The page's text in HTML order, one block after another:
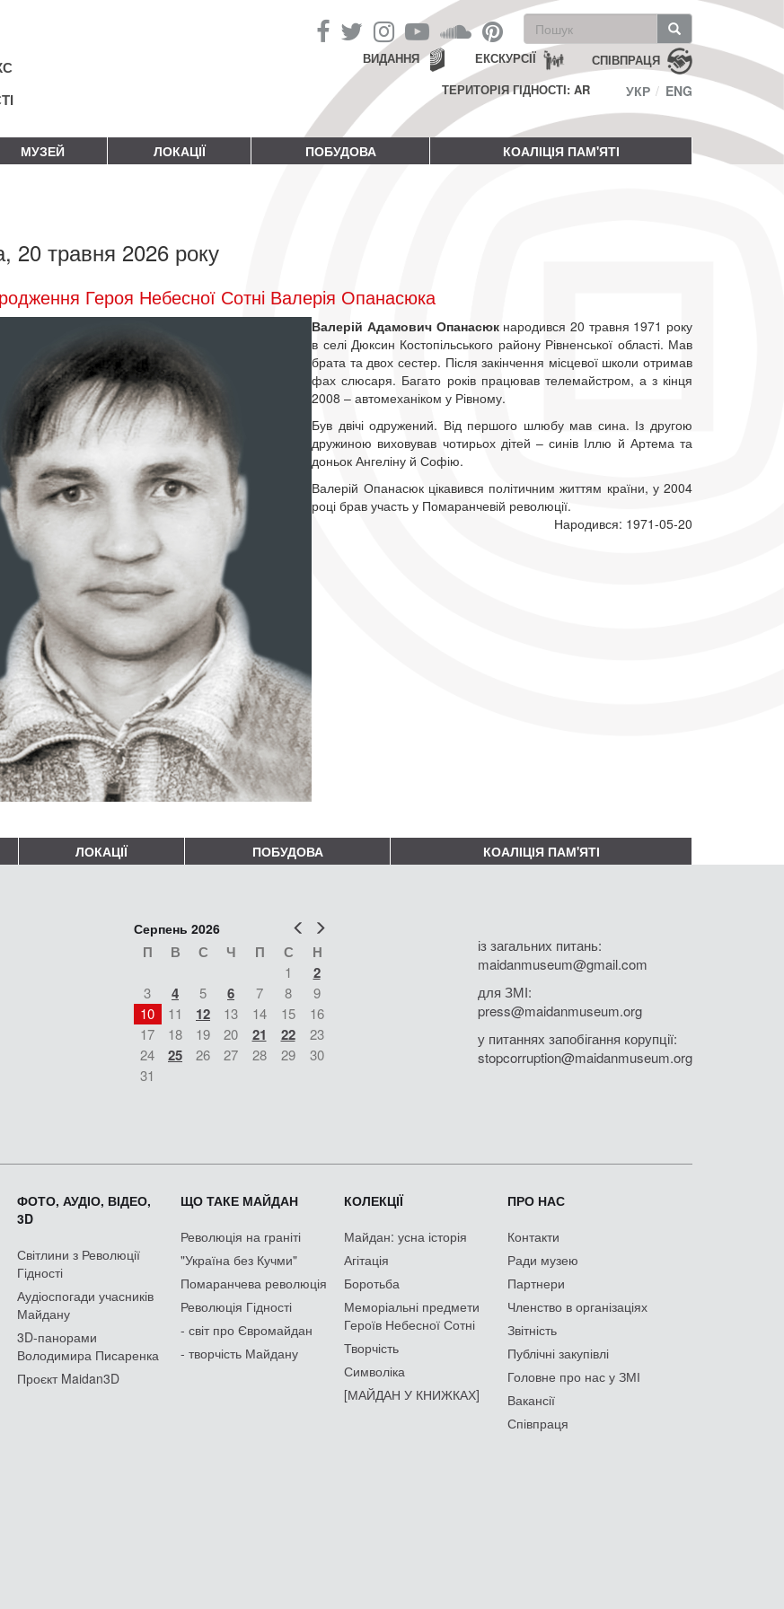
Пошукова
форма
Пошук СПІВПРАЦЯ
ЕКСКУРСІЇ
ВИДАННЯ
ТЕРИТОРІЯ ГІДНОСТІ: AR
УКР ENG
МУЗЕЙ ЛОКАЦІЇ ПОБУДОВА КОАЛІЦІЯ ПАМ'ЯТІ
20 травня 2026 року
Героя Небесної Сотні Валерія Опанасюка
Валерій Адамович Опанасюкнародився 20 травня 1971 року
в селі Дюксин Костопільського району Рівненської області. Мав
брата та двох сестер. Після закінчення місцевої школи отримав
фах слюсаря. Багато років працював телемайстром, а з кінця
2008 – автомеханіком у Рівному.
Був двічі одружений. Від першого шлюбу мав сина. Із другою
дружиною виховував чотирьох дітей – синів Іллю й Артема та
доньок Ангеліну й Софію.
Валерій Опанасюк цікавився політичним життям країни, у 2004
році брав участь у Помаранчевій революції.
Народився: 1971-05-20
ЛОКАЦІЇ ПОБУДОВА КОАЛІЦІЯ ПАМ'ЯТІ
Попер
Серпень 2026
П В С Ч П С Н
1 2
3 4 5 6 7 8
9
10
11 12 13 14 15
16
17
18 19 20 21 22
23
24
25 26 27 28 29
30
31
із загальних питань:
maidanmuseum@gmail.com
для ЗМІ:
press@maidanmuseum.org
у питаннях запобігання корупції:
stopcorruption@maidanmuseum.org
ФОТО, АУДІО, ВІДЕО,
3D
Світлини з Революції
Гідності
Аудіоспогади учасників
Майдану
3D-панорами
Володимира Писаренка
Проєкт Maidan3D
ЩО ТАКЕ МАЙДАН
Революція на граніті
"Україна без Кучми"
Помаранчева революція
Революція Гідності
- світ про Євромайдан
- творчість Майдану
КОЛЕКЦІЇ
Майдан: усна історія
Агітація
Боротьба
Меморіальні предмети
Героїв Небесної Сотні
Творчість
Символіка
[МАЙДАН У КНИЖКАХ]
ПРО НАС
Контакти
Ради музею
Партнери
Членство в організаціях
Звітність
Публічні закупівлі
Головне про нас у ЗМІ
Вакансії
Співпраця